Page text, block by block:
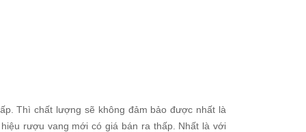
Thì chất lượng sẽ không đảm bảo được nhất là
rượu vang mới có giá bán ra thấp. Nhất là với